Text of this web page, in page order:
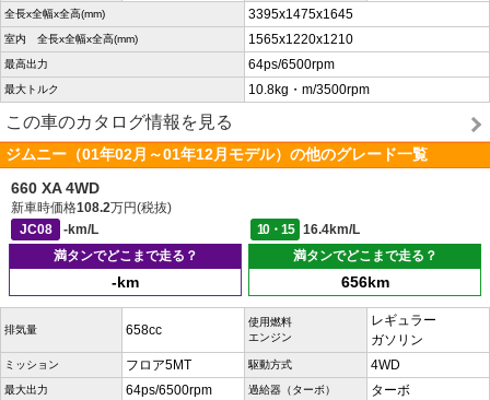
全長x全幅x全高(mm) 3395x1475x1645
室内 全長x全幅x全高(mm) 1565x1220x1210
最高出力 64ps/6500rpm
最大トルク 10.8kg・m/3500rpm
この車のカタログ情報を見る
ジムニー（01年02月～01年12月モデル）の他のグレード一覧
660 XA 4WD
新車時価格108.2万円(税抜)
JC08
-km/L 10・15
16.4km/L
満タンでどこまで走る？
-km
満タンでどこまで走る？
656km
排気量 658cc
使用燃料
エンジン
レギュラー
ガソリン
ミッション フロア5MT 駆動方式 4WD
最大出力 64ps/6500rpm 過給器（ターボ） ターボ